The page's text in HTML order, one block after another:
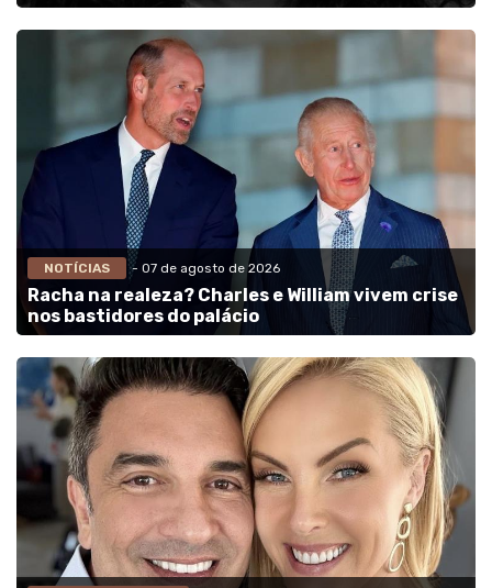
NOTÍCIAS - 07 de agosto de 2026
Racha na realeza? Charles e William vivem crise
nos bastidores do palácio